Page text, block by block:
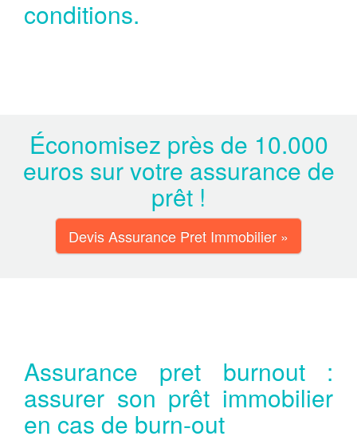
conditions.
Économisez près de 10.000
euros sur votre assurance de
prêt !
Devis Assurance Pret Immobilier »
Assurance pret burnout :
assurer son prêt immobilier
en cas de burn-out